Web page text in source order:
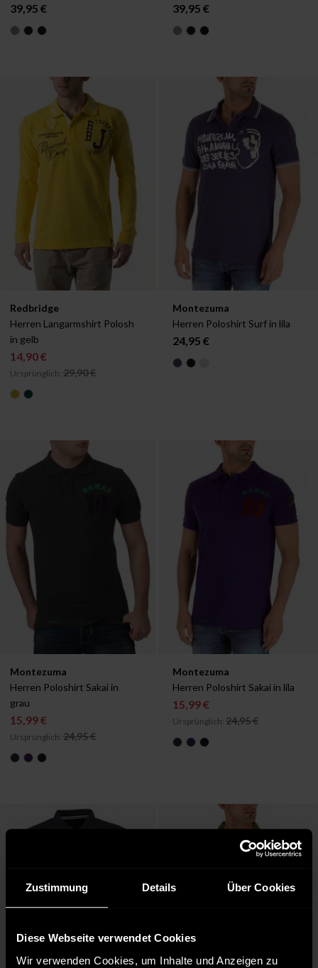
Zustimmung Details Über Cookies
Diese Webseite verwendet Cookies
Wir verwenden Cookies, um Inhalte und Anzeigen zu
39,95 € 39,95 €
Verfügbar in:
Redbridge
Herren Langarmshirt Polosh
in gelb
14,90 €
Ursprünglich: 29,90 €
Verfügbar in:
Montezuma
Herren Poloshirt Surf in lila
24,95 €
Verfügbar in:
Montezuma
Herren Poloshirt Sakai in
grau
15,99 €
Ursprünglich: 24,95 €
Verfügbar in:
Montezuma
Herren Poloshirt Sakai in lila
15,99 €
Ursprünglich: 24,95 €